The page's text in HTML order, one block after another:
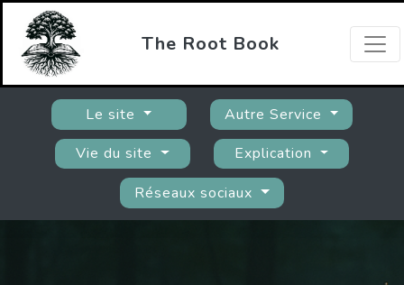
The Root Book
Le site
Autre Service
Vie du site
Explication
Réseaux sociaux